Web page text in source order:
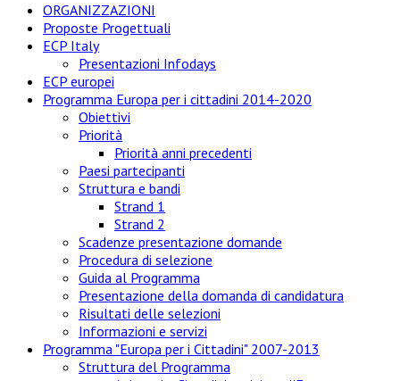
ORGANIZZAZIONI
Proposte Progettuali
ECP Italy
Presentazioni Infodays
ECP europei
Programma Europa per i cittadini 2014-2020
Obiettivi
Priorità
Priorità anni precedenti
Paesi partecipanti
Struttura e bandi
Strand 1
Strand 2
Scadenze presentazione domande
Procedura di selezione
Guida al Programma
Presentazione della domanda di candidatura
Risultati delle selezioni
Informazioni e servizi
Programma "Europa per i Cittadini" 2007-2013
Struttura del Programma